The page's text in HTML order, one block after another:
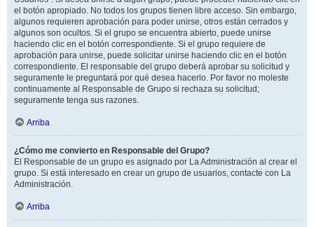
el botón apropiado. No todos los grupos tienen libre acceso. Sin embargo,
algunos requieren aprobación para poder unirse, otros están cerrados y
algunos son ocultos. Si el grupo se encuentra abierto, puede unirse
haciendo clic en el botón correspondiente. Si el grupo requiere de
aprobación para unirse, puede solicitar unirse haciendo clic en el botón
correspondiente. El responsable del grupo deberá aprobar su solicitud y
seguramente le preguntará por qué desea hacerlo. Por favor no moleste
continuamente al Responsable de Grupo si rechaza su solicitud;
seguramente tenga sus razones.
Arriba
¿Cómo me convierto en Responsable del Grupo?
El Responsable de un grupo es asignado por La Administración al crear el
grupo. Si está interesado en crear un grupo de usuarios, contacte con La
Administración.
Arriba